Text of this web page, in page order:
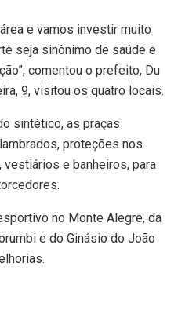
e vamos investir muito
seja sinônimo de saúde e
comentou o prefeito, Du
9, visitou os quatro locais.
sintético, as praças
proteções nos
e banheiros, para
no Monte Alegre, da
e do Ginásio do João